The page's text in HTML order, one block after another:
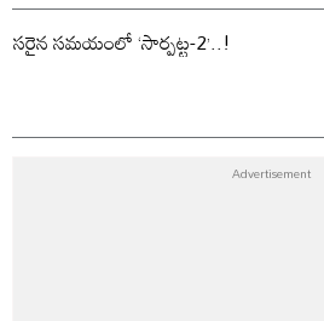
సరైన సమయంలో ‘సార్పట్ట-2’..!